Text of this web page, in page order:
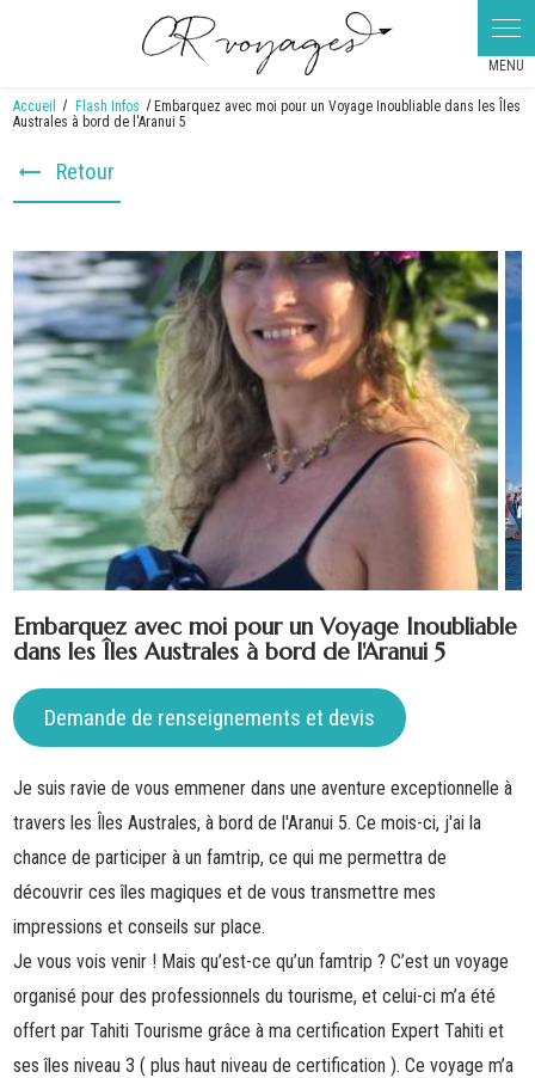
Accueil Flash Infos
Embarquez avec moi pour un Voyage Inoubliable dans les Îles
Australes à bord de l'Aranui 5
Retour
Embarquez avec moi pour un Voyage Inoubliable
dans les Îles Australes à bord de l'Aranui 5
Demande de renseignements et devis
Je suis ravie de vous emmener dans une aventure exceptionnelle à
travers les Îles Australes, à bord de l'Aranui 5. Ce mois-ci, j'ai la
chance de participer à un famtrip, ce qui me permettra de
découvrir ces îles magiques et de vous transmettre mes
impressions et conseils sur place.
Je vous vois venir ! Mais qu’est-ce qu’un famtrip ? C’est un voyage
organisé pour des professionnels du tourisme, et celui-ci m’a été
offert par Tahiti Tourisme grâce à ma certification Expert Tahiti et
ses îles niveau 3 ( plus haut niveau de certification ). Ce voyage m’a
Panneau de gestion des cookies